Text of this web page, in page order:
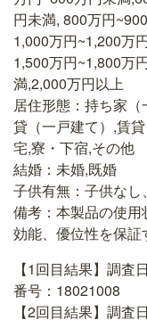
円未満, 800万円
1,000万円~1,200万
1,500万円~1,800万
満,2,000万円以上
居住形態：持ち家
貸（一戸建て）,賃
宅,寮・下宿,その他
結婚：未婚,既婚
子供有無：子供なし
備考：本製品の使
効能、優位性を保証
【1回目結果】調
番号：18021008
【2回目結果】調